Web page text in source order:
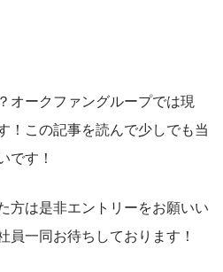
オークファングループでは現
！この記事を読んで少しでも当
です！
方は是非エントリーをお願いい
一同お待ちしております！